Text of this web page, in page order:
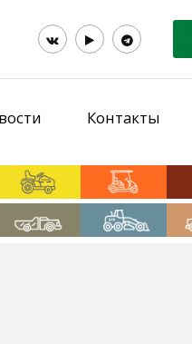
Контакты